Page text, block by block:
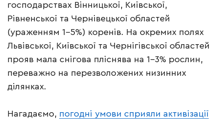
господарствах Вінницької, Київської,
Рівненської та Чернівецької областей
(ураженням 1-5%) коренів. На окремих полях
Львівської, Київської та Чернігівської областей
прояв мала снігова пліснява на 1-3% рослин,
переважно на перезволожених низинних
ділянках.
Нагадаємо, погодні умови сприяли активізації